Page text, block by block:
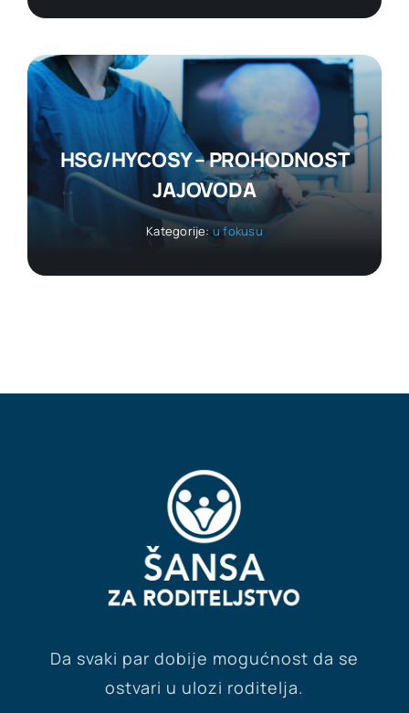
HSG/HYCOSY – PROHODNOST
JAJOVODA
Kategorije:u fokusu
Da svaki par dobije mogućnost da se
ostvari u ulozi roditelja.